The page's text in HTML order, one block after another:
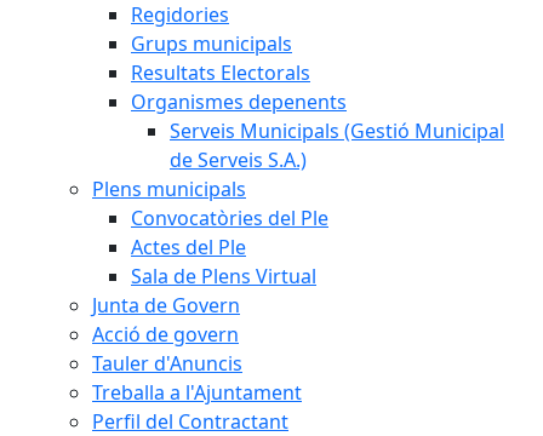
Regidories
Grups municipals
Resultats Electorals
Organismes depenents
Serveis Municipals (Gestió Municipal
de Serveis S.A.)
Plens municipals
Convocatòries del Ple
Actes del Ple
Sala de Plens Virtual
Junta de Govern
Acció de govern
Tauler d'Anuncis
Treballa a l'Ajuntament
Perfil del Contractant